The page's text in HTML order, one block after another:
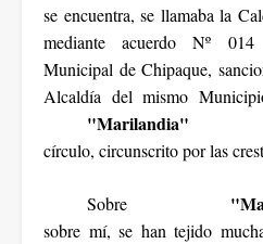
se encuentra, se llamaba la
mediante acuerdo Nº
Municipal de Chipaque,
Alcaldía del mismo
"Marilandia"
círculo, circunscrito por las
Sobre
sobre mí, se han tejido